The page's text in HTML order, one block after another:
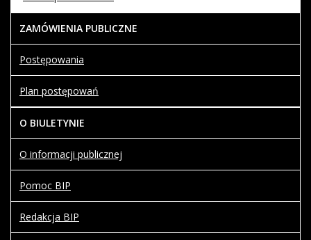
COM_CONTENT_READ_MOREKontrole i audyty
Załatwianie spraw
przyjmowania i załatwiania spraw w Przykładowej
i formularzy.
COM_CONTENT_READ_MOREZałatwianie spraw
O BIP
Informacje o planach postępowania
COM_CONTENT_READ_MOREPlan postępowań
ZAMÓWIENIA PUBLICZNE
Postępowania
Plan postępowań
O BIULETYNIE
O informacji publicznej
Pomoc BIP
Redakcja BIP